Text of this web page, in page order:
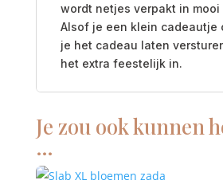
wordt netjes verpakt in mooi
Alsof je een klein cadeautje
je het cadeau laten
het extra feestelijk in.
Je zou ook kunnen
…